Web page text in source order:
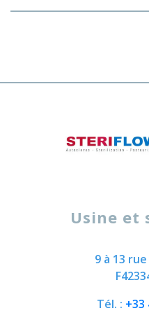
Usine et
9 à 13
Tél. : +33